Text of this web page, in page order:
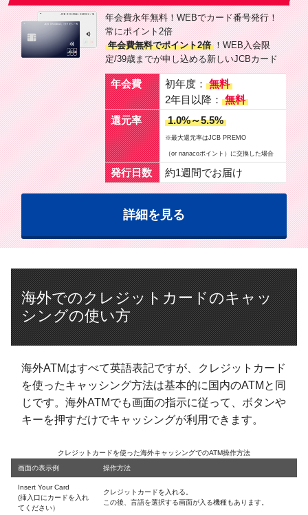
年会費永年無料！WEBでカード番号発行！
常にポイント2倍
年会費無料でポイント2倍 ！WEB入会限
定/39歳までが申し込める新しいJCBカード
年会費 初年度： 無料
2年目以降： 無料
還元率
1.0%～5.5%
※最大還元率はJCB PREMO
（or nanacoポイント）に交換した場合
発行日数 約1週間でお届け
詳細を見る
海外でのクレジットカードのキャッ
シングの使い方
海外ATMはすべて英語表記ですが、クレジットカード
を使ったキャッシング方法は基本的に国内のATMと同
じです。海外ATMでも画面の指示に従って、ボタンや
キーを押すだけでキャッシングが利用できます。
クレジットカードを使った海外キャッシングでのATM操作方法
画面の表示例
操作方法
Insert Your Card
(挿入口にカードを入れ
てください）
クレジットカードを入れる。
この後、言語を選択する画面が入る機種もあります。